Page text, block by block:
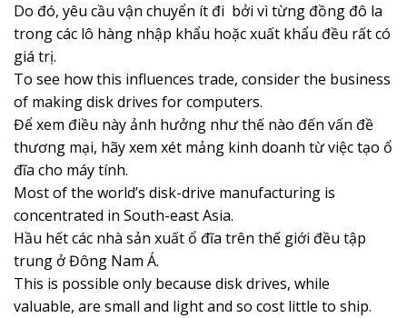
Do đó, yêu cầu vận chuyển ít đi bởi vì từng đồng đô la
trong các lô hàng nhập khẩu hoặc xuất khẩu đều rất có
giá trị.
To see how this influences trade, consider the business
of making disk drives for computers.
Để xem điều này ảnh hưởng như thế nào đến vấn đề
thương mại, hãy xem xét mảng kinh doanh từ việc tạo ổ
đĩa cho máy tính.
Most of the world’s disk-drive manufacturing is
concentrated in South-east Asia.
Hầu hết các nhà sản xuất ổ đĩa trên thế giới đều tập
trung ở Đông Nam Á.
This is possible only because disk drives, while
valuable, are small and light and so cost little to ship.